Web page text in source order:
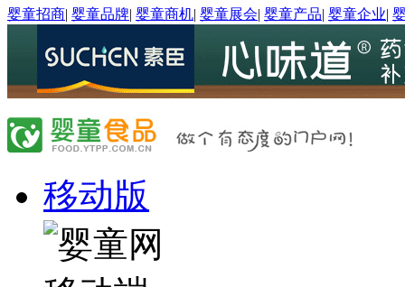
婴童招商| 婴童品牌| 婴童商机| 婴童展会| 婴童产品| 婴童企业|
移动版